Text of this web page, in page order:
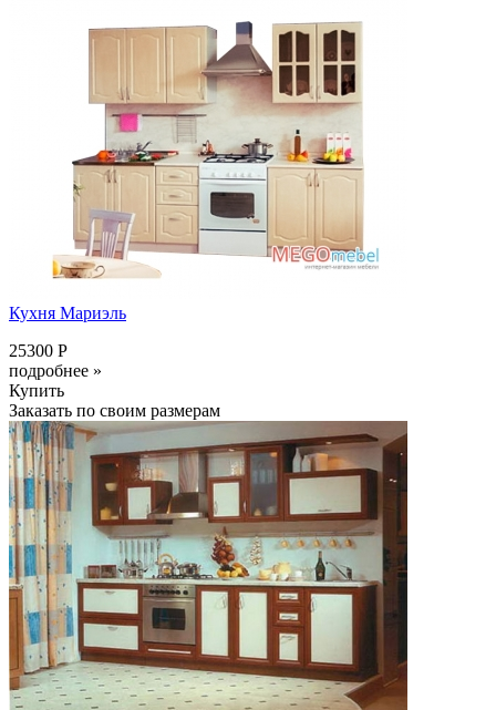
Кухня Мариэль
25300 Р
подробнее »
Купить
Заказать по своим размерам